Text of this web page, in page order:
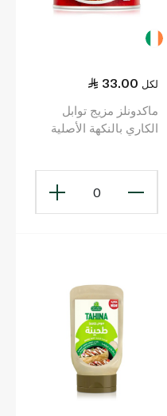
33.00 لكل
ماكدونلز مزيج توابل
الكاري بالنكهة الأصلية
0